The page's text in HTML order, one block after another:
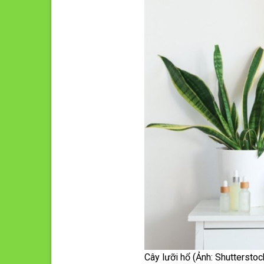
Cây lưỡi hổ (Ảnh: